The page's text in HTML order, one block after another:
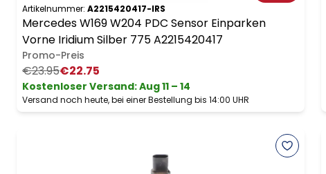
Artikelnummer: A2215420417-IRS
Mercedes W169 W204 PDC Sensor Einparken
Vorne Iridium Silber 775 A2215420417
Promo-Preis
€23.95€22.75
Kostenloser Versand:Aug 11 – 14
Versand noch heute, bei einer Bestellung bis 14:00 UHR